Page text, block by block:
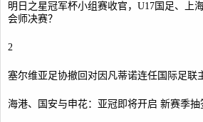
明日之星冠军杯小组赛收官，U17国足、上
会师决赛？
2
塞尔维亚足协撤回对因凡蒂诺连任国际足联
海港、国安与申花：亚冠即将开启 新赛季抽